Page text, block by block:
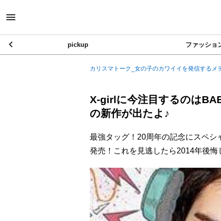
pickup ファッショ
カリスマトーク_女の子のカワイイを発信するメ
X-girlに今注目するのは
の新作が出たよ♪
最強タッグ！20周年の記念にスペシ
発売！これを見逃したら2014年後悔